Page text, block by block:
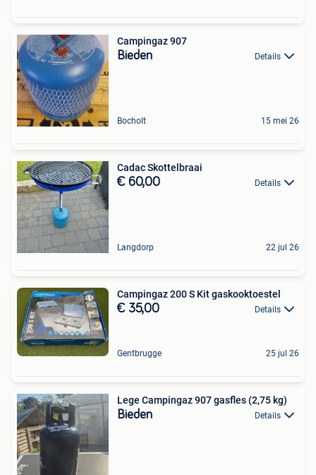
Campingaz 907
Bieden Details
Bocholt 15 mei 26
Cadac Skottelbraai
€ 60,00 Details
Langdorp 22 jul 26
Campingaz 200 S Kit gaskooktoestel
€ 35,00 Details
Gentbrugge 25 jul 26
Lege Campingaz 907 gasfles (2,75 kg)
Bieden Details